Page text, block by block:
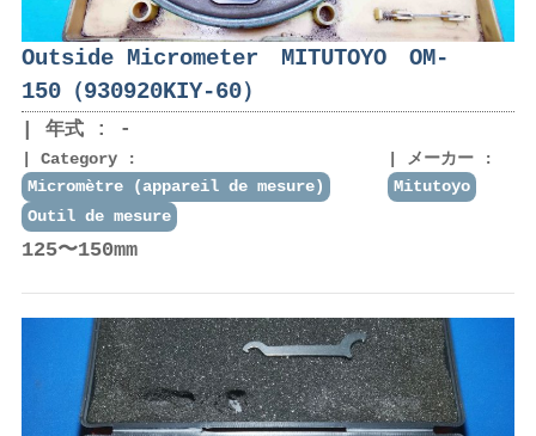
Outside Micrometer MITUTOYO OM-
150（930920KIY-60）
年式 : -
Category :
Micromètre (appareil de mesure)
Outil de mesure
メーカー :
Mitutoyo
125〜150mm